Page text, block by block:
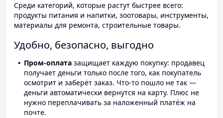
Среди категорий, которые растут быстрее всего:
продукты питания и напитки, зоотовары, инструменты,
материалы для ремонта, строительные товары.
Удобно, безопасно, выгодно
Пром-оплата защищает каждую покупку: продавец
получает деньги только после того, как покупатель
осмотрит и заберёт заказ. Что-то пошло не так —
деньги автоматически вернутся на карту. Плюс не
нужно переплачивать за наложенный платёж на
почте.